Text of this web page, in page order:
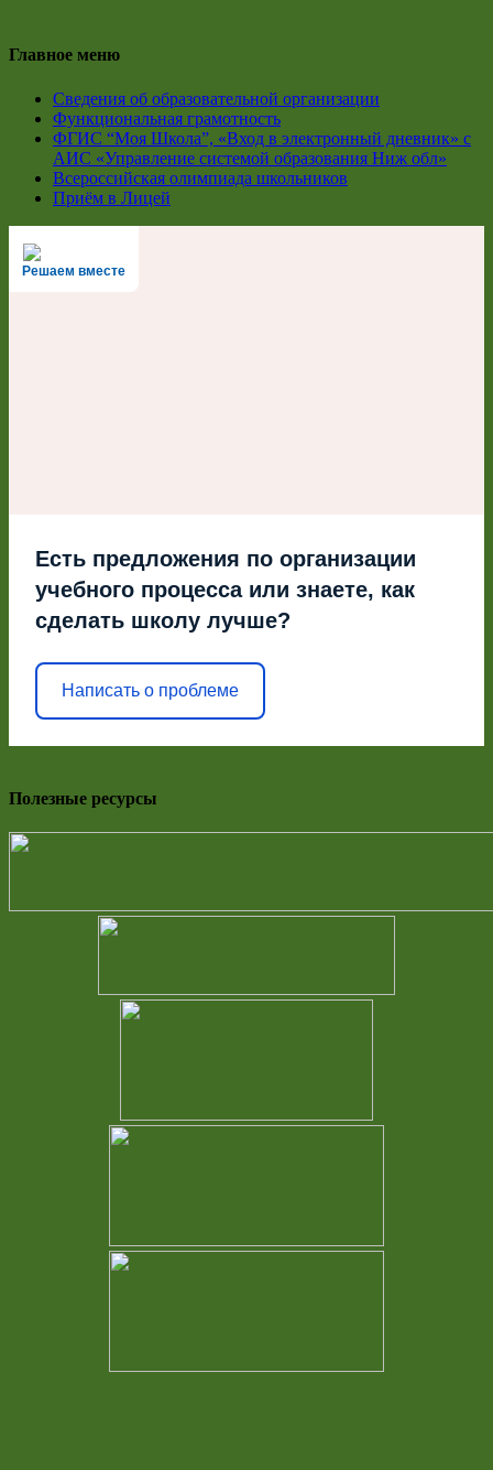
Главное меню
Сведения об образовательной организации
Функциональная грамотность
ФГИС “Моя Школа”, «Вход в электронный дневник» с
АИС «Управление системой образования Ниж обл»
Всероссийская олимпиада школьников
Приём в Лицей
Решаем вместе
Есть предложения по организации
учебного процесса или знаете, как
сделать школу лучше?
Написать о проблеме
Полезные ресурсы